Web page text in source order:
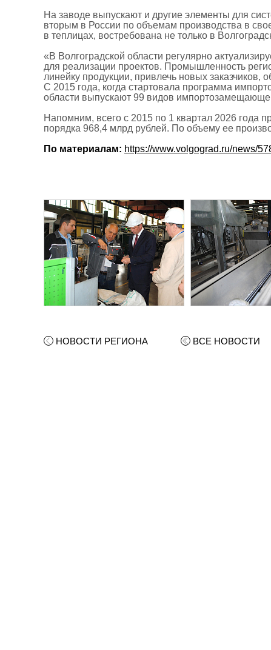
На заводе выпускают и другие элементы для
вторым в России по объемам производства в
в теплицах, востребована не только в
«В Волгоградской области регулярно
для реализации проектов. Промышленность
линейку продукции, привлечь новых
С 2015 года, когда стартовала программа
области выпускают 99 видов
Напомним, всего с 2015 по 1 квартал 2026
порядка 968,4 млрд рублей. По объему ее
По материалам: https://www.volgograd.ru/news/
НОВОСТИ РЕГИОНА ВСЕ НОВОСТИ